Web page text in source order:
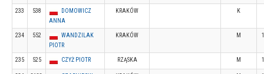
233 538
DOMOWICZ
ANNA
KRAKÓW K
234 552
WANDZILAK
PIOTR
KRAKÓW M
235 525 CZYŻ PIOTR RZĄSKA M